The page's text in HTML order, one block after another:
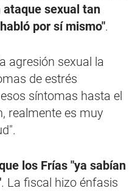
ataque sexual tan
por sí mismo".
agresión sexual la
de estrés
síntomas hasta el
realmente es muy
los Frías "ya sabían
. La fiscal hizo énfasis